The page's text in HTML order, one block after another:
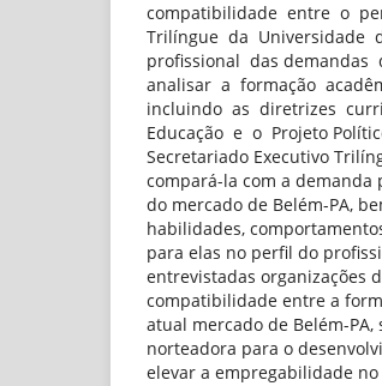
compatibilidade entre o
Trilíngue da Universidade
profissional das
analisar a formação
incluindo as diretrizes
Educação e o Projeto
Secretariado Executivo
compará-la com a demanda
do mercado de Belém-PA,
habilidades,
para elas no perfil do
entrevistadas organizações
compatibilidade entre a
atual mercado de Belém-
norteadora para o
elevar a empregabilidade